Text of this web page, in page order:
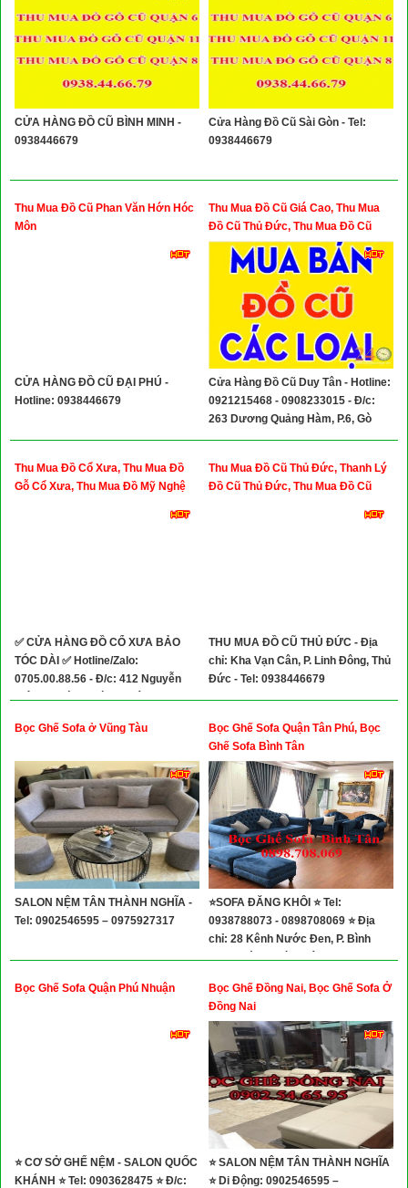
CỬA HÀNG ĐỒ CŨ BÌNH MINH -
0938446679
Cửa Hàng Đồ Cũ Sài Gòn - Tel:
0938446679
Thu Mua Đồ Cũ Phan Văn Hớn Hóc
Môn
CỬA HÀNG ĐỒ CŨ ĐẠI PHÚ -
Hotline: 0938446679
Thu Mua Đồ Cũ Giá Cao, Thu Mua
Đồ Cũ Thủ Đức, Thu Mua Đồ Cũ
Quận 9, Thu Mua Đồ Cũ Dĩ An Bình
Dương
Cửa Hàng Đồ Cũ Duy Tân - Hotline:
0921215468 - 0908233015 - Đ/c:
263 Dương Quảng Hàm, P.6, Gò
Vấp
Thu Mua Đồ Cổ Xưa, Thu Mua Đồ
Gỗ Cổ Xưa, Thu Mua Đồ Mỹ Nghệ
✅ CỬA HÀNG ĐỒ CỔ XƯA BẢO
TÓC DÀI ✅ Hotline/Zalo:
0705.00.88.56 - Đ/c: 412 Nguyễn
Kiệm,Phường Đức Nhuận, TP.HCM
Thu Mua Đồ Cũ Thủ Đức, Thanh Lý
Đồ Cũ Thủ Đức, Thu Mua Đồ Cũ
THU MUA ĐỒ CŨ THỦ ĐỨC - Địa
chỉ: Kha Vạn Cân, P. Linh Đông, Thủ
Đức - Tel: 0938446679
Bọc Ghế Sofa ở Vũng Tàu
SALON NỆM TÂN THÀNH NGHĨA -
Tel: 0902546595 – 0975927317
Bọc Ghế Sofa Quận Tân Phú, Bọc
Ghế Sofa Bình Tân
⭐SOFA ĐĂNG KHÔI ⭐ Tel:
0938788073 - 0898708069 ⭐ Địa
chỉ: 28 Kênh Nước Đen, P. Bình
Hưng Hòa A, Bình Tân
Bọc Ghế Sofa Quận Phú Nhuận
⭐ CƠ SỞ GHẾ NỆM - SALON QUỐC
KHÁNH ⭐ Tel: 0903628475 ⭐ Đ/c:
Bọc Ghế Đồng Nai, Bọc Ghế Sofa Ở
Đồng Nai
⭐ SALON NỆM TÂN THÀNH NGHĨA
⭐ Di Động: 0902546595 –